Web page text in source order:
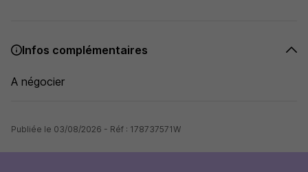
Infos complémentaires
A négocier
Publiée le 03/08/2026 - Réf : 178737571W